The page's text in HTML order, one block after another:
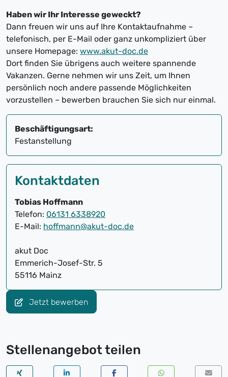
Haben wir Ihr Interesse geweckt?
Dann freuen wir uns auf Ihre Kontaktaufnahme –
telefonisch, per E-Mail oder ganz unkompliziert über
unsere Homepage: www.akut-doc.de
Dort finden Sie übrigens auch weitere spannende
Vakanzen. Gerne nehmen wir uns Zeit, um Ihnen
persönlich noch andere passende Möglichkeiten
vorzustellen – bewerben brauchen Sie sich nur einmal.
Beschäftigungsart:
Festanstellung
Kontaktdaten
Tobias Hoffmann
Telefon: 06131 6338920
E-Mail: hoffmann@akut-doc.de
akut Doc
Emmerich-Josef-Str. 5
55116 Mainz
Jetzt bewerben
Stellenangebot teilen